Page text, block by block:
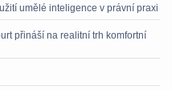
umělé inteligence v právní praxi
přináší na realitní trh komfortní